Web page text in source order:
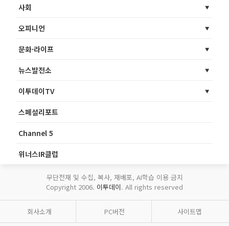
사회
오피니언
문화·라이프
뉴스발전소
이투데이TV
스페셜리포트
Channel 5
위너스IR클럽
무단전재 및 수집, 복사, 재배포, AI학습 이용 금지
Copyright 2006. 이투데이. All rights reserved
회사소개 PC버전 사이트맵